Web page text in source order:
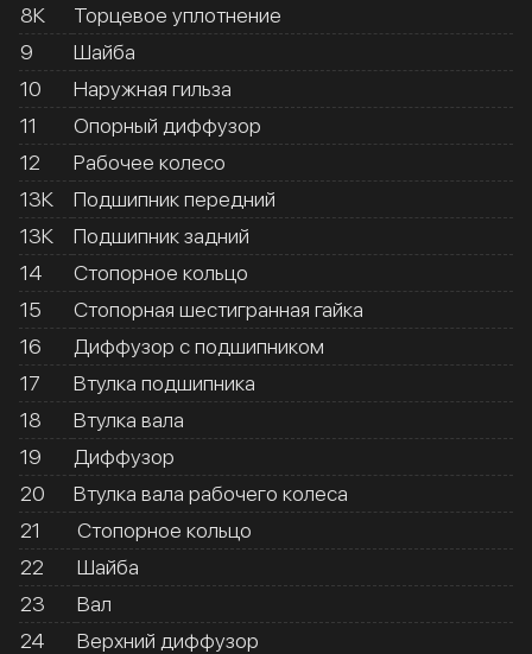
8К
Торцевое уплотнение
9
Шайба
10
Наружная гильза
11
Опорный диффузор
12
Рабочее колесо
13К
Подшипник передний
13К
Подшипник задний
14
Стопорное кольцо
15
Стопорная шестигранная гайка
16
Диффузор с подшипником
17
Втулка подшипника
18
Втулка вала
19
Диффузор
20
Втулка вала рабочего колеса
21
Стопорное кольцо
22
Шайба
23
Вал
24
Верхний диффузор